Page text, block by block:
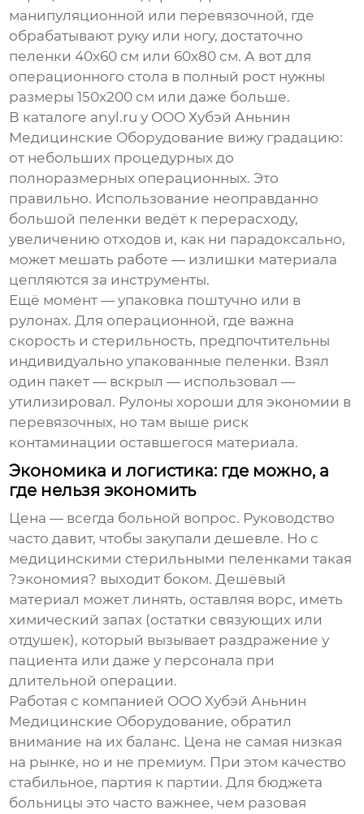
манипуляционной или перевязочной, где
обрабатывают руку или ногу, достаточно
пеленки 40х60 см или 60х80 см. А вот для
операционного стола в полный рост нужны
размеры 150х200 см или даже больше.
В каталоге anyl.ru у ООО Хубэй Аньнин
Медицинские Оборудование вижу градацию:
от небольших процедурных до
полноразмерных операционных. Это
правильно. Использование неоправданно
большой пеленки ведёт к перерасходу,
увеличению отходов и, как ни парадоксально,
может мешать работе — излишки материала
цепляются за инструменты.
Ещё момент — упаковка поштучно или в
рулонах. Для операционной, где важна
скорость и стерильность, предпочтительны
индивидуально упакованные пеленки. Взял
один пакет — вскрыл — использовал —
утилизировал. Рулоны хороши для экономии в
перевязочных, но там выше риск
контаминации оставшегося материала.
Экономика и логистика: где можно, а
где нельзя экономить
Цена — всегда больной вопрос. Руководство
часто давит, чтобы закупали дешевле. Но с
медицинскими стерильными пеленками такая
?экономия? выходит боком. Дешёвый
материал может линять, оставляя ворс, иметь
химический запах (остатки связующих или
отдушек), который вызывает раздражение у
пациента или даже у персонала при
длительной операции.
Работая с компанией ООО Хубэй Аньнин
Медицинские Оборудование, обратил
внимание на их баланс. Цена не самая низкая
на рынке, но и не премиум. При этом качество
стабильное, партия к партии. Для бюджета
больницы это часто важнее, чем разовая